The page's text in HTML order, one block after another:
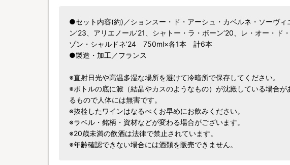
●セット内容(約)／ションスー・ド・アーシュ・カベルネ・ソーヴィ
ン’23、アリエノール’21、シャトー・ラ・ボーン’20、レ・オー・ド
ゾン・シャルドネ’24 750ml×各1本 計6本
●製造・加工／フランス
※直射日光や高温多湿な場所を避けて冷暗所で保存してください。
※ボトルの底に澱（結晶やカスのようなもの）が沈殿している場合が
るもので人体には無害です。
※抜栓したワインはなるべくお早めにお飲みください。
※ラベル・銘柄・資材などが変わる場合がございます。
※20歳未満の飲酒は法律で禁止されています。
※年齢確認できない場合には酒類を販売できません。